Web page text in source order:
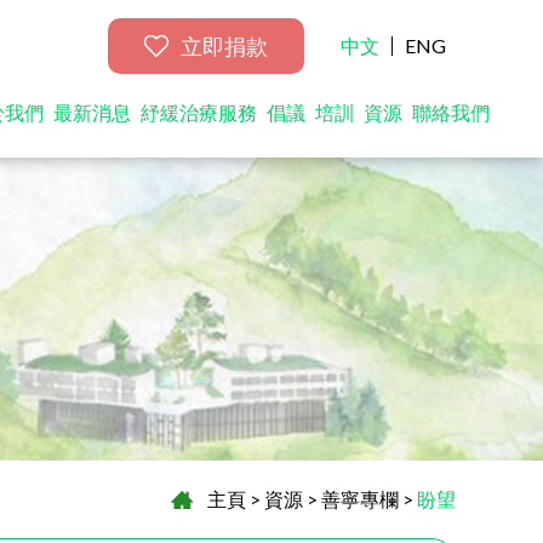
立即捐款 中文 ENG
們 最新消息 紓緩治療服務 倡議 培訓 資源 聯絡我們
主頁 > 資源 > 善寧專欄 > 盼望